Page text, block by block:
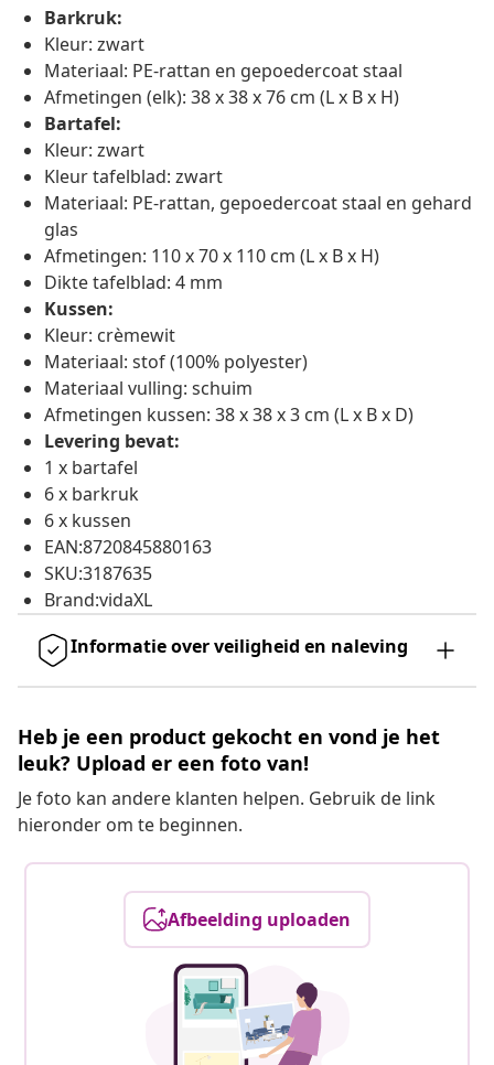
Barkruk:
Kleur: zwart
Materiaal: PE-rattan en gepoedercoat staal
Afmetingen (elk): 38 x 38 x 76 cm (L x B x H)
Bartafel:
Kleur: zwart
Kleur tafelblad: zwart
Materiaal: PE-rattan, gepoedercoat staal en gehard
glas
Afmetingen: 110 x 70 x 110 cm (L x B x H)
Dikte tafelblad: 4 mm
Kussen:
Kleur: crèmewit
Materiaal: stof (100% polyester)
Materiaal vulling: schuim
Afmetingen kussen: 38 x 38 x 3 cm (L x B x D)
Levering bevat:
1 x bartafel
6 x barkruk
6 x kussen
EAN:8720845880163
SKU:3187635
Brand:vidaXL
Informatie over veiligheid en naleving
Heb je een product gekocht en vond je het
leuk? Upload er een foto van!
Je foto kan andere klanten helpen. Gebruik de link
hieronder om te beginnen.
Afbeelding uploaden